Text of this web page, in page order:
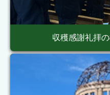
収穫感謝礼拝